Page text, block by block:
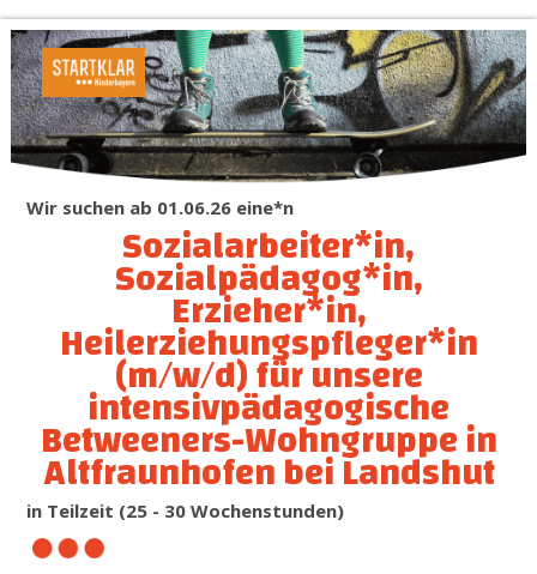
Wir suchen ab 01.06.26 eine*n
Sozialarbeiter*in,
Sozialpädagog*in,
Erzieher*in,
Heilerziehungspfleger*in
(m/w/d) für unsere
intensivpädagogische
Betweeners-Wohngruppe in
Altfraunhofen bei Landshut
in Teilzeit (25 - 30 Wochenstunden)